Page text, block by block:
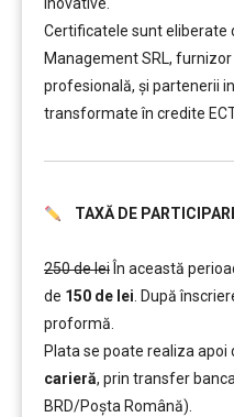
Certificatele sunt eliberate
Management SRL,
profesională, și partenerii
transformate în credite
TAXĂ DE
250 de lei În această
de 150 de lei . După
proformă.
Plata se poate realiza apoi
carieră, prin transfer
BRD/Poșta Română).